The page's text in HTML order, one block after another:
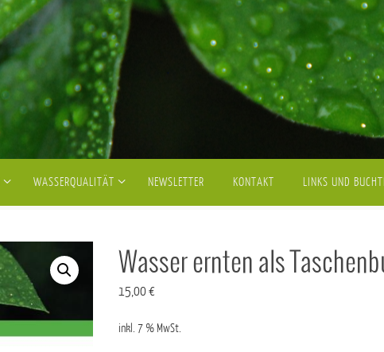
WASSERQUALITÄT NEWSLETTER KONTAKT LINKS UND
Wasser ernten als
15,00€
inkl. 7 % MwSt.